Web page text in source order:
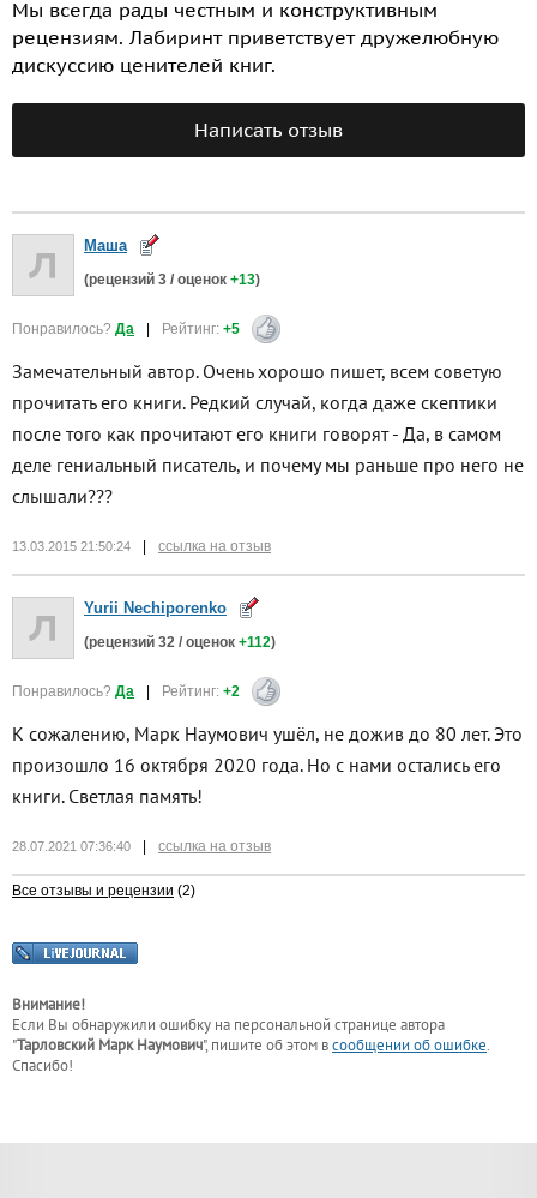
Мы всегда рады честным и конструктивным
рецензиям. Лабиринт приветствует дружелюбную
дискуссию ценителей книг.
Написать отзыв
Маша
(рецензий 3 / оценок +13)
Понравилось? Да | Рейтинг: +5
Замечательный автор. Очень хорошо пишет, всем советую
прочитать его книги. Редкий случай, когда даже скептики
после того как прочитают его книги говорят - Да, в самом
деле гениальный писатель, и почему мы раньше про него не
слышали???
13.03.2015 21:50:24 ссылка на отзыв
Yurii Nechiporenko
(рецензий 32 / оценок +112)
Понравилось? Да | Рейтинг: +2
К сожалению, Марк Наумович ушёл, не дожив до 80 лет. Это
произошло 16 октября 2020 года. Но с нами остались его
книги. Светлая память!
28.07.2021 07:36:40 ссылка на отзыв
Все отзывы и рецензии (2)
Внимание!
Если Вы обнаружили ошибку на персональной странице автора
"Тарловский Марк Наумович", пишите об этом всообщении об ошибке.
Спасибо!